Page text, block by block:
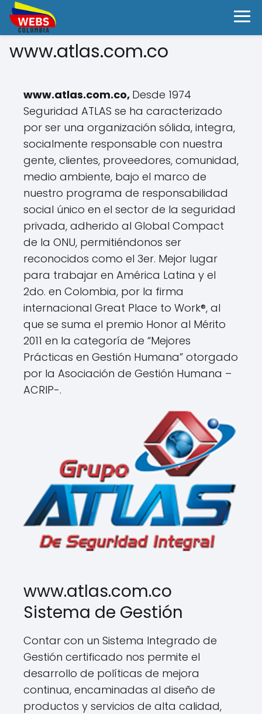
www.atlas.com.co
www.atlas.com.co, Desde 1974
Seguridad ATLAS se ha caracterizado
por ser una organización sólida, integra,
socialmente responsable con nuestra
gente, clientes, proveedores, comunidad,
medio ambiente, bajo el marco de
nuestro programa de responsabilidad
social único en el sector de la seguridad
privada, adherido al Global Compact
de la ONU, permitiéndonos ser
reconocidos como el 3er. Mejor lugar
para trabajar en América Latina y el
2do. en Colombia, por la firma
internacional Great Place to Work®, al
que se suma el premio Honor al Mérito
2011 en la categoría de “Mejores
Prácticas en Gestión Humana” otorgado
por la Asociación de Gestión Humana –
ACRIP-.
www.atlas.com.co
Sistema de Gestión
Contar con un Sistema Integrado de
Gestión certificado nos permite el
desarrollo de políticas de mejora
continua, encaminadas al diseño de
productos y servicios de alta calidad,